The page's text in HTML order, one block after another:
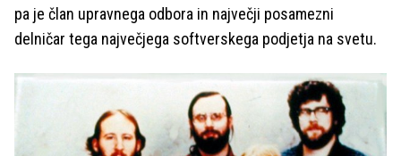
pa je član upravnega odbora in največji posamezni
delničar tega največjega softverskega podjetja na svetu.